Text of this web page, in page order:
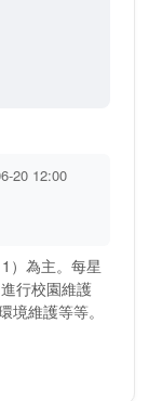
20 12:00
）為主。每星
行校園維護
境維護等等。